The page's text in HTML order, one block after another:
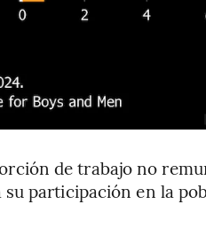
de trabajo no
participación en la